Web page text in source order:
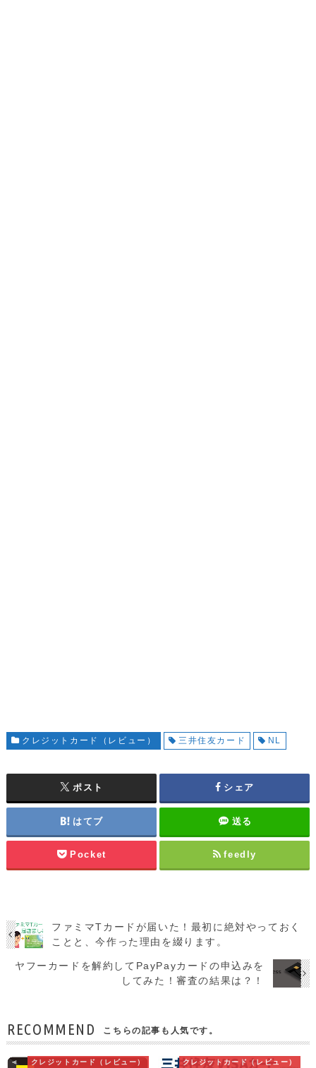
クレジットカード（レビュー） 三井住友カード NL
ポスト シェア
はてブ 送る
Pocket feedly
ファミマTカードが届いた！最初に絶対やっておく
ことと、今作った理由を綴ります。
ヤフーカードを解約してPayPayカードの申込みを
してみた！審査の結果は？！
RECOMMEND こちらの記事も人気です。
クレジットカード（レビュー） クレジットカード（レビュー）